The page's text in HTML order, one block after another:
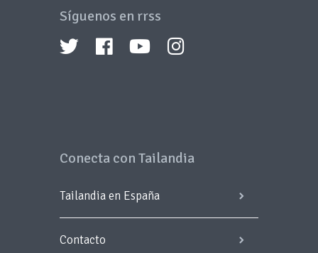
Síguenos en rrss
Conecta con Tailandia
Tailandia en España
Contacto